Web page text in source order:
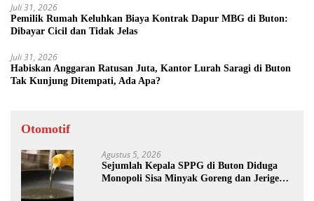
Juli 31, 2026
Pemilik Rumah Keluhkan Biaya Kontrak Dapur MBG di Buton:
Dibayar Cicil dan Tidak Jelas
Juli 31, 2026
Habiskan Anggaran Ratusan Juta, Kantor Lurah Saragi di Buton
Tak Kunjung Ditempati, Ada Apa?
Otomotif
Agustus 5, 2026
Sejumlah Kepala SPPG di Buton Diduga
Monopoli Sisa Minyak Goreng dan Jerigen